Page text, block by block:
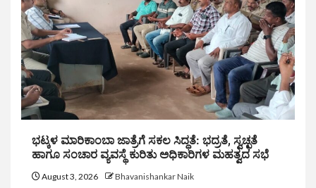
ಭಟ್ಕಳ ಮಾರಿಕಾಂಬಾ ಜಾತ್ರೆಗೆ ಸಕಲ ಸಿದ್ಧತೆ: ಭದ್ರತೆ, ಸ್ವಚ್ಛತೆ
ಹಾಗೂ ಸಂಚಾರ ವ್ಯವಸ್ಥೆ ಕುರಿತು ಅಧಿಕಾರಿಗಳ ಮಹತ್ವದ ಸಭೆ
August 3, 2026 Bhavanishankar Naik